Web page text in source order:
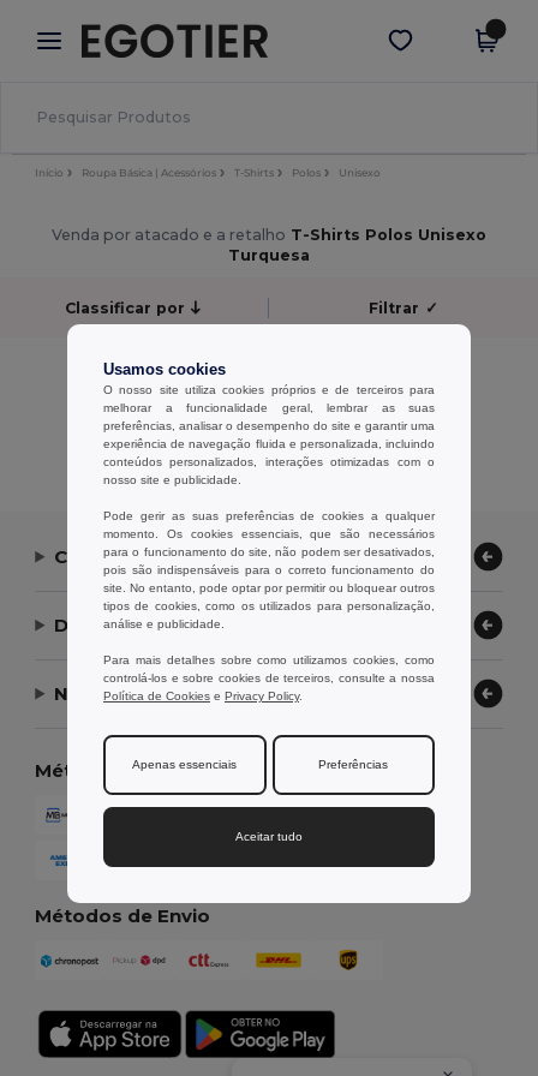
× App Egotier
Melhores preços na app!
Obter app
Início Roupa Básica | Acessórios T-Shirts Polos Unisexo
Venda por atacado e a retalho T-Shirts Polos Unisexo
Turquesa
Classificar por Filtrar ✓
Sem resultados.
Sem resultados.
Exibindo Todos Os Produtos.
Contate-nos
Deixe-nos ajudar
Nossa Empresa
Métodos de Pagamento
Métodos de Envio
Usamos cookies
O nosso site utiliza cookies próprios e de terceiros para
melhorar a funcionalidade geral, lembrar as suas
preferências, analisar o desempenho do site e garantir uma
experiência de navegação fluida e personalizada, incluindo
conteúdos personalizados, interações otimizadas com o
nosso site e publicidade.
Pode gerir as suas preferências de cookies a qualquer
momento. Os cookies essenciais, que são necessários
para o funcionamento do site, não podem ser desativados,
pois são indispensáveis para o correto funcionamento do
site. No entanto, pode optar por permitir ou bloquear outros
tipos de cookies, como os utilizados para personalização,
análise e publicidade.
Para mais detalhes sobre como utilizamos cookies, como
controlá-los e sobre cookies de terceiros, consulte a nossa
Política de Cookies e Privacy Policy.
Apenas essenciais Preferências
Aceitar tudo